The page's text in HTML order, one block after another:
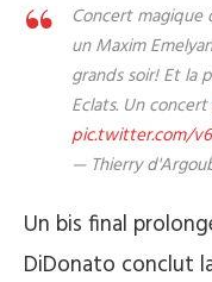
Concert magique
un Maxim
grands soir! Et la
Eclats. Un concert
pic.twitter.com/
— Thierry
Un bis final
DiDonato conclut